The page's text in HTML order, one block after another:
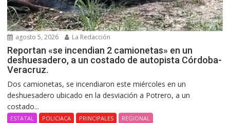
agosto 5, 2026 La Redacción
Reportan «se incendian 2 camionetas» en un
deshuesadero, a un costado de autopista Córdoba-
Veracruz.
Dos camionetas, se incendiaron este miércoles en un
deshuesadero ubicado en la desviación a Potrero, a un
costado...
ESTATAL POLICIACA PRINCIPALES REGIONAL